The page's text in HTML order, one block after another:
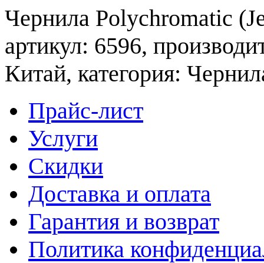
Чернила Polychromatic
артикул: 6596,
Китай, категория:
Прайс-лист
Услуги
Скидки
Доставка и оплата
Гарантия и возврат
Политика